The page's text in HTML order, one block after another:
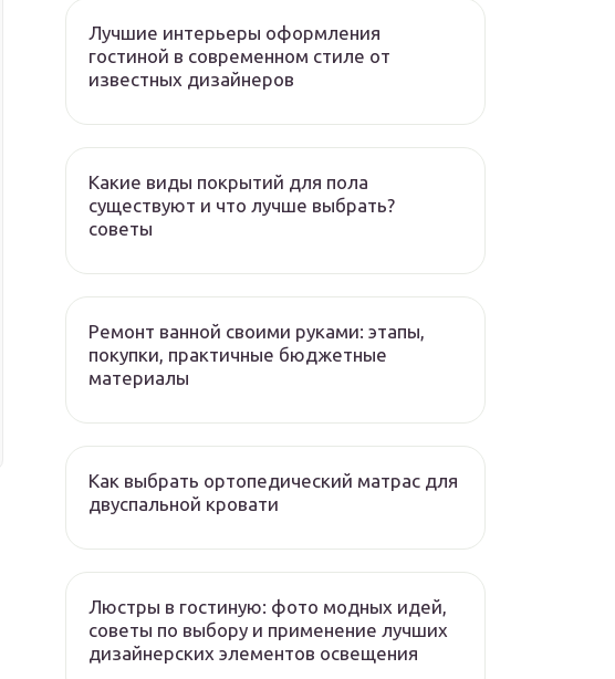
Лучшие интерьеры оформления
гостиной в современном стиле от
известных дизайнеров
Какие виды покрытий для пола
существуют и что лучше выбрать?
советы
Ремонт ванной своими руками: этапы,
покупки, практичные бюджетные
материалы
Как выбрать ортопедический матрас для
двуспальной кровати
Люстры в гостиную: фото модных идей,
советы по выбору и применение лучших
дизайнерских элементов освещения